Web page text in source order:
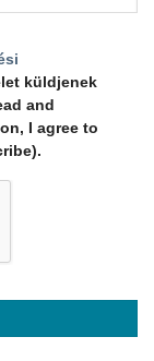
küldjenek
and
I agree to